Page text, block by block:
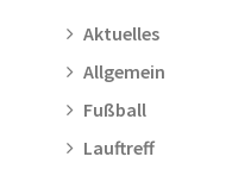
Aktuelles
Allgemein
Fußball
Lauftreff